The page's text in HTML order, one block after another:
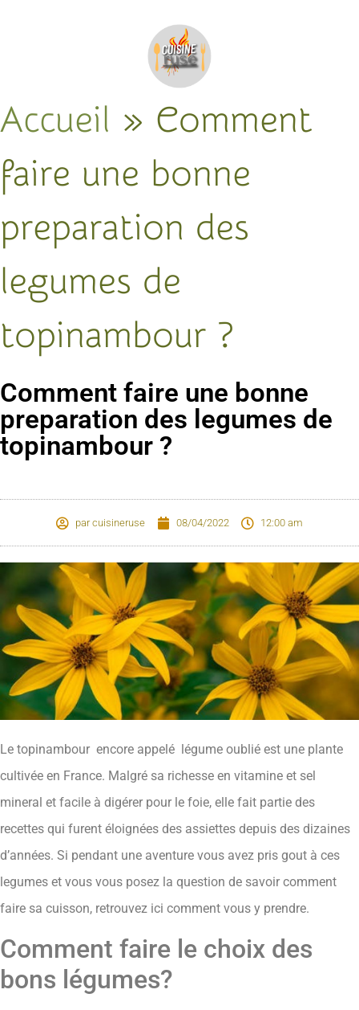
Accueil » Comment
faire une bonne
preparation des
legumes de
topinambour ?
Comment faire une bonne
preparation des legumes de
topinambour ?
parcuisineruse 08/04/2022 12:00 am
Le topinambour encore appelé légume oublié est une plante
cultivée en France. Malgré sa richesse en vitamine et sel
mineral et facile à digérer pour le foie, elle fait partie des
recettes qui furent éloignées des assiettes depuis des dizaines
d’années. Si pendant une aventure vous avez pris gout à ces
legumes et vous vous posez la question de savoir comment
faire sa cuisson, retrouvez ici comment vous y prendre.
Comment faire le choix des
bons légumes?